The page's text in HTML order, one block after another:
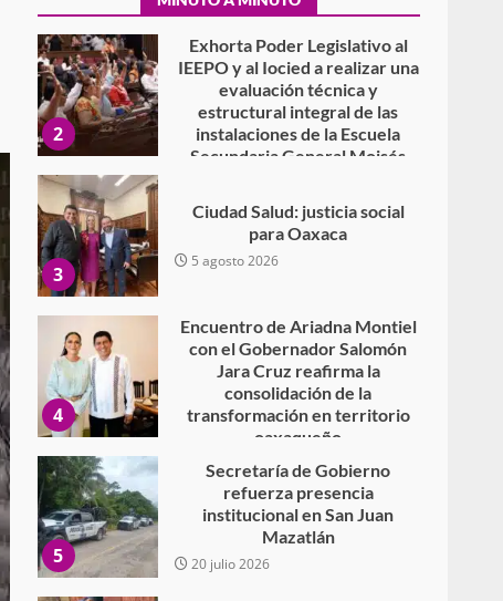
2
Exhorta Poder Legislativo al
IEEPO y al Iocied a realizar una
evaluación técnica y
estructural integral de las
instalaciones de la Escuela
Secundaria General Moisés
5 agosto 2026
3
Ciudad Salud: justicia social
para Oaxaca
5 agosto 2026
4
Encuentro de Ariadna Montiel
con el Gobernador Salomón
Jara Cruz reafirma la
consolidación de la
transformación en territorio
oaxaqueño
30 julio 2026
5
Secretaría de Gobierno
refuerza presencia
institucional en San Juan
Mazatlán
20 julio 2026